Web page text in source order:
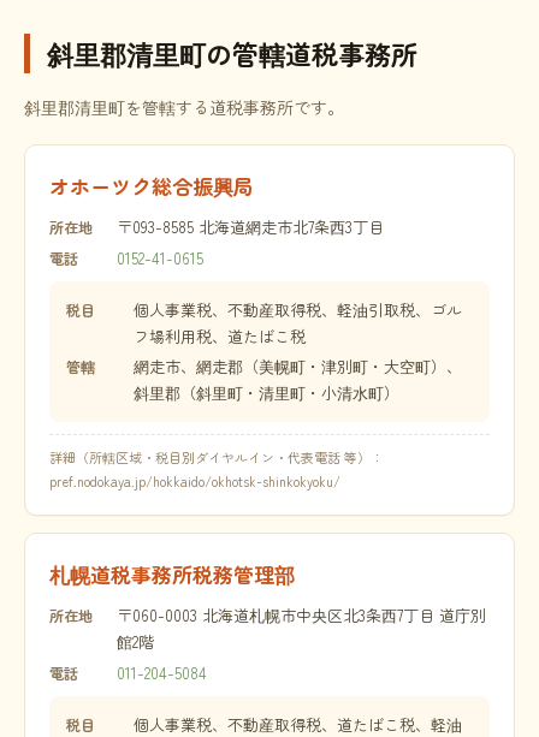
斜里郡清里町の管轄道税事務所
斜里郡清里町を管轄する道税事務所です。
オホーツク総合振興局
所在地 〒093-8585 北海道網走市北7条西3丁目
電話 0152-41-0615
税目
個人事業税、不動産取得税、軽油引取税、ゴル
フ場利用税、道たばこ税
管轄
網走市、網走郡（美幌町・津別町・大空町）、
斜里郡（斜里町・清里町・小清水町）
詳細（所轄区域・税目別ダイヤルイン・代表電話 等）：
pref.nodokaya.jp/hokkaido/okhotsk-shinkokyoku/
札幌道税事務所税務管理部
所在地
〒060-0003 北海道札幌市中央区北3条西7丁目 道庁別
館2階
電話 011-204-5084
税目
個人事業税、不動産取得税、道たばこ税、軽油